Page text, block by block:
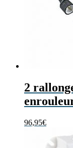
2
96,95€